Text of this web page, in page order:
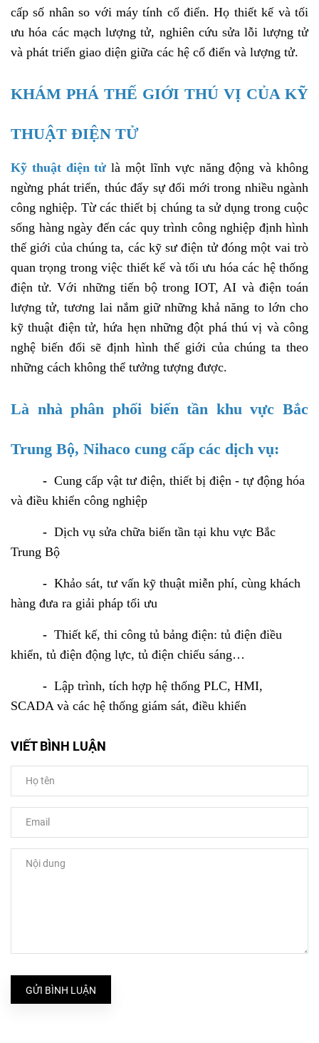
cấp số nhân so với máy tính cổ điển. Họ thiết kế và tối
ưu hóa các mạch lượng tử, nghiên cứu sửa lỗi lượng tử
và phát triển giao diện giữa các hệ cổ điển và lượng tử.
­KHÁM PHÁ THẾ GIỚI THÚ VỊ CỦA KỸ
THUẬT ĐIỆN TỬ
Kỹ thuật điện tử là một lĩnh vực năng động và không
ngừng phát triển, thúc đẩy sự đổi mới trong nhiều ngành
công nghiệp. Từ các thiết bị chúng ta sử dụng trong cuộc
sống hàng ngày đến các quy trình công nghiệp định hình
thế giới của chúng ta, các kỹ sư điện tử đóng một vai trò
quan trọng trong việc thiết kế và tối ưu hóa các hệ thống
điện tử. Với những tiến bộ trong IOT, AI và điện toán
lượng tử, tương lai nắm giữ những khả năng to lớn cho
kỹ thuật điện tử, hứa hẹn những đột phá thú vị và công
nghệ biến đổi sẽ định hình thế giới của chúng ta theo
những cách không thể tưởng tượng được.
Là nhà phân phối biến tần khu vực Bắc
Trung Bộ, Nihaco cung cấp các dịch vụ:
- Cung cấp vật tư điện, thiết bị điện - tự động hóa
và điều khiển công nghiệp
- Dịch vụ sửa chữa biến tần tại khu vực Bắc
Trung Bộ
- Khảo sát, tư vấn kỹ thuật miễn phí, cùng khách
hàng đưa ra giải pháp tối ưu
- Thiết kế, thi công tủ bảng điện: tủ điện điều
khiển, tủ điện động lực, tủ điện chiếu sáng…
- Lập trình, tích hợp hệ thống PLC, HMI,
SCADA và các hệ thống giám sát, điều khiển
VIẾT BÌNH LUẬN
GỬI BÌNH LUẬN